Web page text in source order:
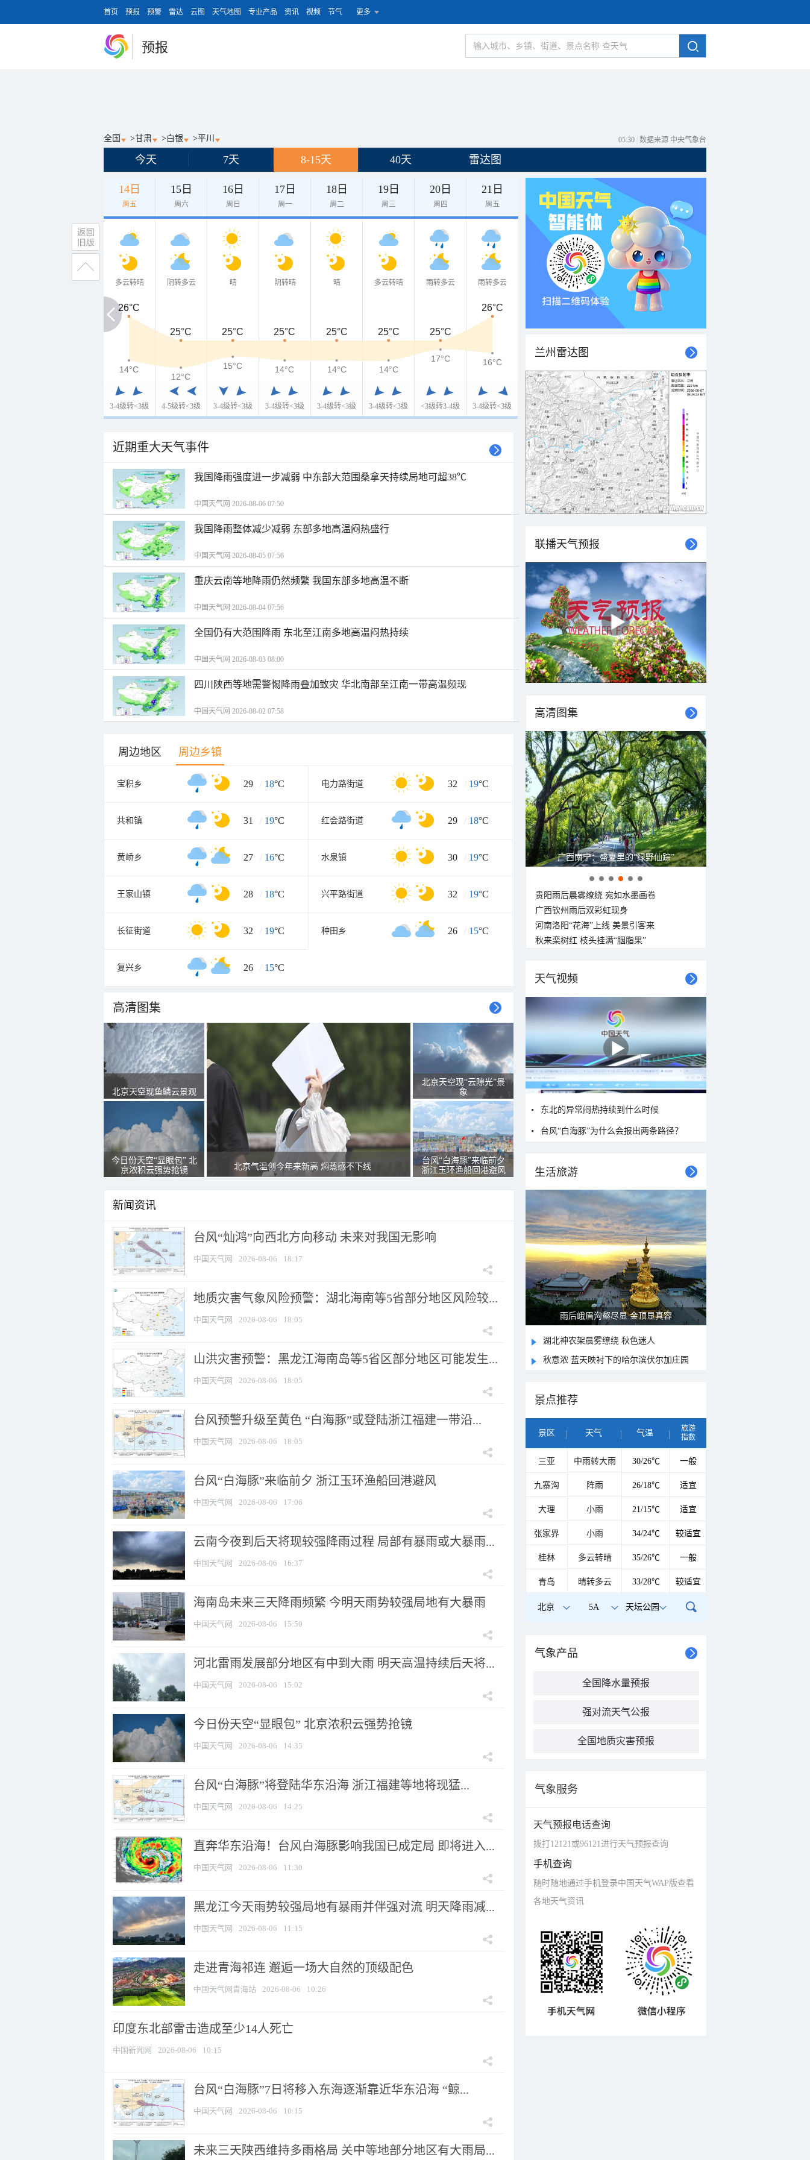
首页 预报 预警 雷达 云图 天气地图 专业产品 资讯 视频 节气 更多
预报
全国 >甘肃 > 白银 >平川 05:30 数据来源 中央气象台
今天 7天 8-15天 40天 雷达图
14日
周五
15日
周六
16日
周日
17日
周一
18日
周二
19日
周三
20日
周四
21日
周五
多云转晴
3-4级转<3级
阴转多云
4-5级转<3级
晴
3-4级转<3级
阴转晴
3-4级转<3级
晴
3-4级转<3级
多云转晴
3-4级转<3级
雨转多云
<3级转3-4级
雨转多云
3-4级转<3级
26°C
26°C
25°C 25°C 25°C 25°C 25°C 25°C
26°C
14°C
14°C
12°C
15°C 14°C 14°C 14°C
17°C 16°C
近期重大天气事件
我国降雨强度进一步减弱 中东部大范围桑拿天持续局地可超38℃
中国天气网 2026-08-06 07:50
我国降雨整体减少减弱 东部多地高温闷热盛行
中国天气网 2026-08-05 07:56
重庆云南等地降雨仍然频繁 我国东部多地高温不断
中国天气网 2026-08-04 07:56
全国仍有大范围降雨 东北至江南多地高温闷热持续
中国天气网 2026-08-03 08:00
四川陕西等地需警惕降雨叠加致灾 华北南部至江南一带高温频现
中国天气网 2026-08-02 07:58
周边地区 周边乡镇
宝积乡 29 / 18°C 电力路街道 32 / 19°C
共和镇 31 / 19°C 红会路街道 29 / 18°C
黄峤乡 27 / 16°C 水泉镇 30 / 19°C
王家山镇 28 / 18°C 兴平路街道 32 / 19°C
长征街道 32 / 19°C 种田乡 26 / 15°C
复兴乡 26 / 15°C
高清图集
北京天空现鱼鳞云景观
今日份天空“显眼包” 北
京浓积云强势抢镜
北京气温创今年来新高 焖蒸感不下线
北京天空现“云隙光”景
象
台风“白海豚”来临前夕
浙江玉环渔船回港避风
新闻资讯
台风“灿鸿”向西北方向移动 未来对我国无影响
中国天气网 2026-08-06 18:17
地质灾害气象风险预警：湖北海南等5省部分地区风险较...
中国天气网 2026-08-06 18:05
山洪灾害预警：黑龙江海南岛等5省区部分地区可能发生...
中国天气网 2026-08-06 18:05
台风预警升级至黄色 “白海豚”或登陆浙江福建一带沿...
中国天气网 2026-08-06 18:05
台风“白海豚”来临前夕 浙江玉环渔船回港避风
中国天气网 2026-08-06 17:06
云南今夜到后天将现较强降雨过程 局部有暴雨或大暴雨...
中国天气网 2026-08-06 16:37
海南岛未来三天降雨频繁 今明天雨势较强局地有大暴雨
中国天气网 2026-08-06 15:50
河北雷雨发展部分地区有中到大雨 明天高温持续后天将...
中国天气网 2026-08-06 15:02
今日份天空“显眼包” 北京浓积云强势抢镜
中国天气网 2026-08-06 14:35
台风“白海豚”将登陆华东沿海 浙江福建等地将现猛...
中国天气网 2026-08-06 14:25
直奔华东沿海！台风白海豚影响我国已成定局 即将进入...
中国天气网 2026-08-06 11:30
黑龙江今天雨势较强局地有暴雨并伴强对流 明天降雨减...
中国天气网 2026-08-06 11:15
走进青海祁连 邂逅一场大自然的顶级配色
中国天气网青海站 2026-08-06 10:26
印度东北部雷击造成至少14人死亡
中国新闻网 2026-08-06 10:15
台风“白海豚”7日将移入东海逐渐靠近华东沿海 “鲸...
中国天气网 2026-08-06 10:15
未来三天陕西维持多雨格局 关中等地部分地区有大雨局...
兰州雷达图
联播天气预报
高清图集
广西南宁：盛夏里的“绿野仙踪”
贵阳雨后晨雾缭绕 宛如水墨画卷
广西钦州雨后双彩虹现身
河南洛阳“花海”上线 美景引客来
秋来栾树红 枝头挂满“胭脂果”
天气视频
东北的异常闷热持续到什么时候
台风“白海豚”为什么会报出两条路径？
生活旅游
雨后峨眉沟壑尽显 金顶显真容
湖北神农架晨雾缭绕 秋色迷人
秋意浓 蓝天映衬下的哈尔滨伏尔加庄园
景点推荐
景区 天气 气温
旅游
指数
三亚 中雨转大雨 30/26℃ 一般
九寨沟 阵雨 26/18℃ 适宜
大理 小雨 21/15℃ 适宜
张家界 小雨 34/24℃ 较适宜
桂林 多云转晴 35/26℃ 一般
青岛 晴转多云 33/28℃ 较适宜
北京 5A 天坛公园
气象产品
全国降水量预报
强对流天气公报
全国地质灾害预报
气象服务
天气预报电话查询
拨打12121或96121进行天气预报查询
手机查询
随时随地通过手机登录中国天气WAP版查看
各地天气资讯